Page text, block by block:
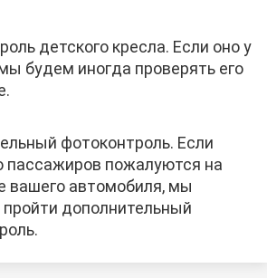
детского кресла. Если оно у
будем иногда проверять его
фотоконтроль. Если
пассажиров пожалуются на
вашего автомобиля, мы
дополнительный